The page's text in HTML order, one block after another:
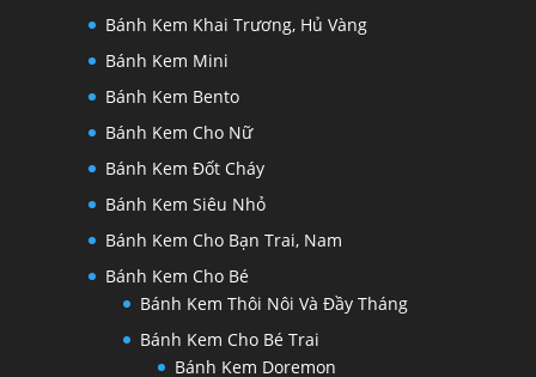
Bánh Kem Khai Trương, Hủ Vàng
Bánh Kem Mini
Bánh Kem Bento
Bánh Kem Cho Nữ
Bánh Kem Đốt Cháy
Bánh Kem Siêu Nhỏ
Bánh Kem Cho Bạn Trai, Nam
Bánh Kem Cho Bé
Bánh Kem Thôi Nôi Và Đầy Tháng
Bánh Kem Cho Bé Trai
Bánh Kem Doremon